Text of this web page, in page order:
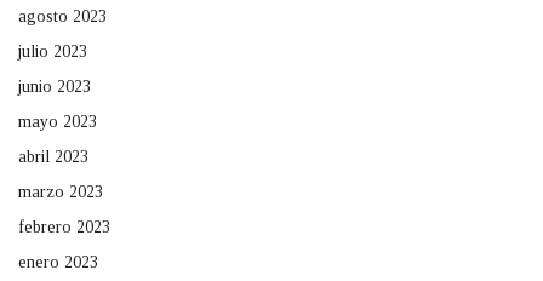
agosto 2023
julio 2023
junio 2023
mayo 2023
abril 2023
marzo 2023
febrero 2023
enero 2023